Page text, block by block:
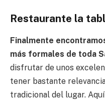
Restaurante la
Finalmente
más formales de toda
disfrutar de unos
tener bastante
tradicional del lugar.